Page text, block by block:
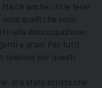
c’è anche chi le ferie
quelli che sono
alla disoccupazione:
e gravi. Per tutti
speciale per questi
era stato scritto che